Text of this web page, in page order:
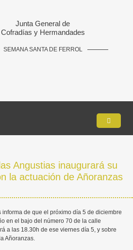
Junta General de
Cofradías y Hermandades
SEMANA SANTA DE FERROL
Angustias inaugurará su
la actuación de Añoranzas
informa de que el próximo día 5 de diciembre
en el bajo del número 70 de la calle
a las 18.30h de ese viernes día 5, y sobre
Añoranzas.